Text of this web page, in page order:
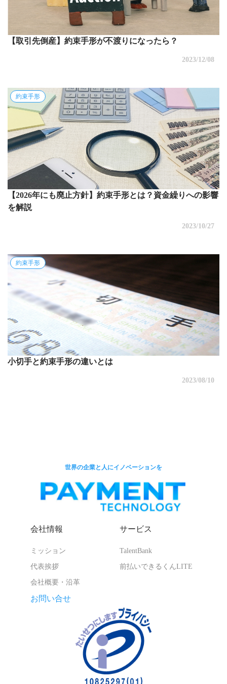
【取引先倒産】約束手形が不渡りになったら？
2023/12/08
約束手形
【2026年にも廃止方針】約束手形とは？資金繰りへの影響
を解説
2023/10/27
約束手形
小切手と約束手形の違いとは
2023/08/10
世界の企業と人にイノベーションを
会社情報
ミッション
代表挨拶
会社概要・沿革
サービス
TalentBank
前払いできるくんLITE
お問い合せ